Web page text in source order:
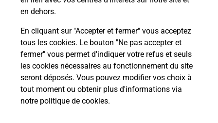
en dehors.
En cliquant sur "Accepter et fermer" vous acceptez
tous les cookies. Le bouton "Ne pas accepter et
fermer" vous permet d'indiquer votre refus et seuls
les cookies nécessaires au fonctionnement du site
seront déposés. Vous pouvez modifier vos choix à
tout moment ou obtenir plus d'informations via
notre politique de cookies.
ST JACQUES DE LA LANDE
ATLANTIC BATTERIES RENNES